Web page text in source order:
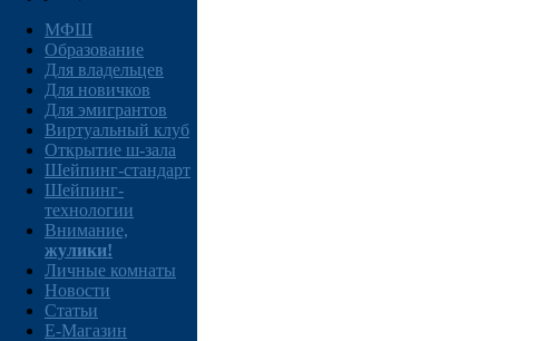
МФШ
Образование
Для владельцев
Для новичков
Для эмигрантов
Виртуальный клуб
Открытие ш-зала
Шейпинг-стандарт
Шейпинг-
технологии
Внимание,
жулики!
Личные комнаты
Новости
Статьи
E-Магазин